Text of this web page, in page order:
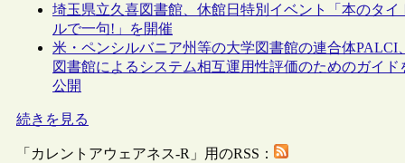
埼玉県立久喜図書館、休館日特別イベント「本のタイ
ルで一句!」を開催
米・ペンシルバニア州等の大学図書館の連合体PALCI、
図書館によるシステム相互運用性評価のためのガイド
公開
続きを見る
「カレントアウェアネス-R」用のRSS：